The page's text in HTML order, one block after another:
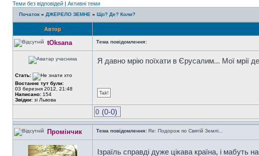
Теми без відповідей | Активні теми
Початок » ДЖЕРЕЛО ЗЕМНЕ » Що? Де? Коли?
Автор
tOksana Тема повідомлення:
Стать:
Востаннє тут були:
03 березня 2012, 21:48
Написано: 154
Звідки: зі Львова
Я давно мрію поїхати в Єрусалим... Мої мрії
Tak!
0 (0-0)
Промінчик Тема повідомлення: Re: Подорож по Святій Землі...
Ізраїль справді дуже цікава країна, і мабуть